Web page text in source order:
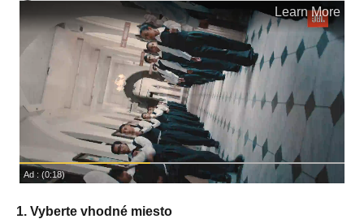
1. Vyberte vhodné miesto